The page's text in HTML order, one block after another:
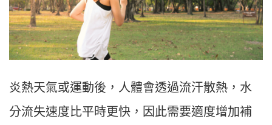
炎熱天氣或運動後，人體會透過流汗散熱，水
分流失速度比平時更快，因此需要適度增加補